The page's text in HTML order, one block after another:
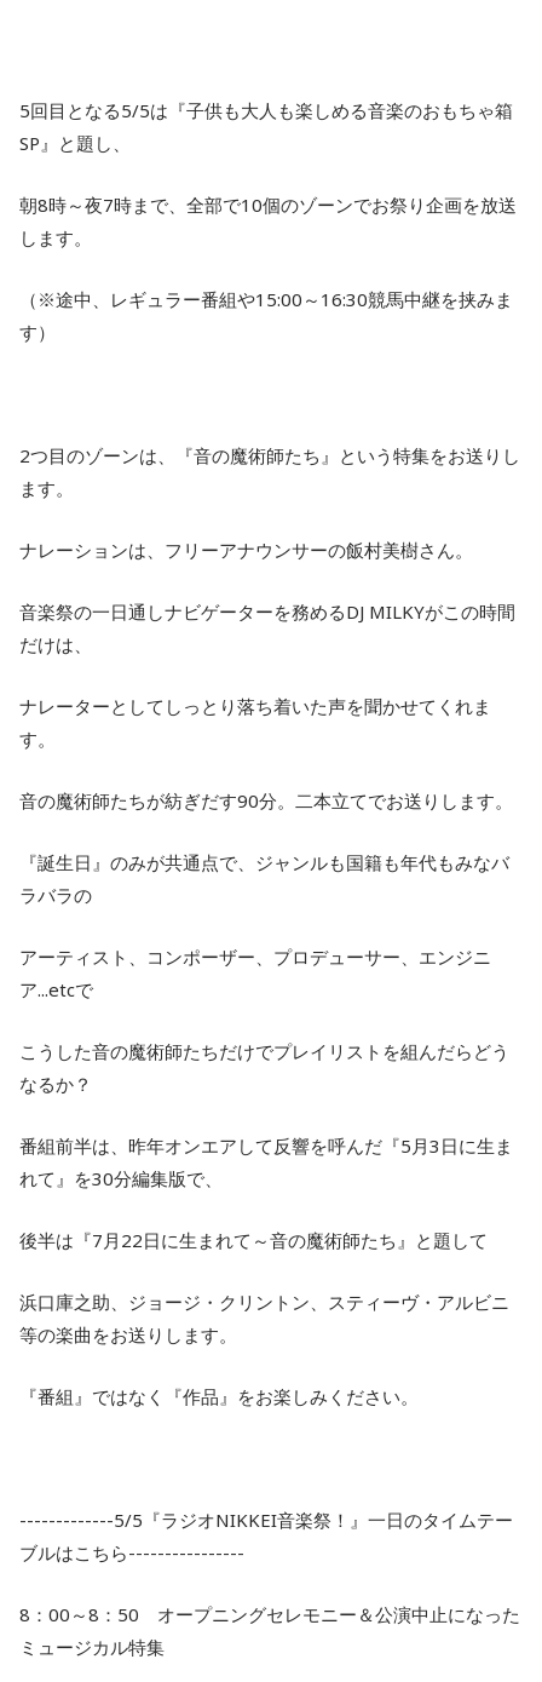
5回目となる5/5は『子供も大人も楽しめる音楽のおもちゃ箱
SP』と題し、
朝8時～夜7時まで、全部で10個のゾーンでお祭り企画を放送
します。
（※途中、レギュラー番組や15:00～16:30競馬中継を挟みま
す）
2つ目のゾーンは、『音の魔術師たち』という特集をお送りし
ます。
ナレーションは、フリーアナウンサーの飯村美樹さん。
音楽祭の一日通しナビゲーターを務めるDJ MILKYがこの時間
だけは、
ナレーターとしてしっとり落ち着いた声を聞かせてくれま
す。
音の魔術師たちが紡ぎだす90分。二本立てでお送りします。
『誕生日』のみが共通点で、ジャンルも国籍も年代もみなバ
ラバラの
アーティスト、コンポーザー、プロデューサー、エンジニ
ア...etcで
こうした音の魔術師たちだけでプレイリストを組んだらどう
なるか？
番組前半は、昨年オンエアして反響を呼んだ『5月3日に生ま
れて』を30分編集版で、
後半は『7月22日に生まれて～音の魔術師たち』と題して
浜口庫之助、ジョージ・クリントン、スティーヴ・アルビニ
等の楽曲をお送りします。
『番組』ではなく『作品』をお楽しみください。
-------------5/5『ラジオNIKKEI音楽祭！』一日のタイムテー
ブルはこちら----------------
8：00～8：50 オープニングセレモニー＆公演中止になった
ミュージカル特集